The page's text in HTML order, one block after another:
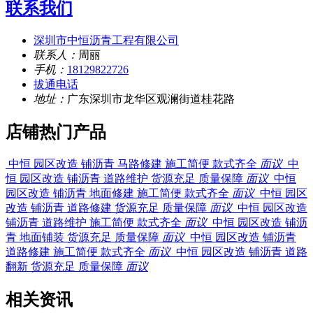
联系我们
深圳市中恒沥青工程有限公司
联系人： 周丽
手机： 18129822726
拔通电话
地址： 广东深圳市龙华区观澜街道桂花路
店铺热门产品
中恒 园区改造 铺沥青 马路修建 施工简便 款式齐全 面议 中
恒 园区改造 铺沥青 道路维护 货源充足 质量保障 面议 中恒
园区改造 铺沥青 地面修建 施工简便 款式齐全 面议 中恒 园区
改造 铺沥青 道路修建 货源充足 质量保障 面议 中恒 园区改造
铺沥青 道路维护 施工简便 款式齐全 面议 中恒 园区改造 铺沥
青 地面铺装 货源充足 质量保障 面议 中恒 园区改造 铺沥青
道路修建 施工简便 款式齐全 面议 中恒 园区改造 铺沥青 道路
翻新 货源充足 质量保障 面议
相关资讯